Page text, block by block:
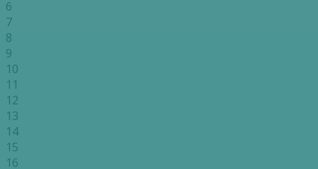
6
7
8
9
10
11
12
13
14
15
16